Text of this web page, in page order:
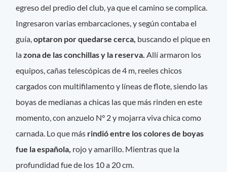
egreso del predio del club, ya que el camino se complica.
Ingresaron varias embarcaciones, y según contaba el
guía,optaron por quedarse cerca, buscando el pique en
lazona de las conchillas y la reserva. Allí armaron los
equipos, cañas telescópicas de 4 m, reeles chicos
cargados con multifilamento y líneas de flote, siendo las
boyas de medianas a chicas las que más rinden en este
momento, con anzuelo N° 2 y mojarra viva chica como
carnada. Lo que más rindió entre los colores de boyas
fue la española, rojo y amarillo. Mientras que la
profundidad fue de los 10 a 20 cm.